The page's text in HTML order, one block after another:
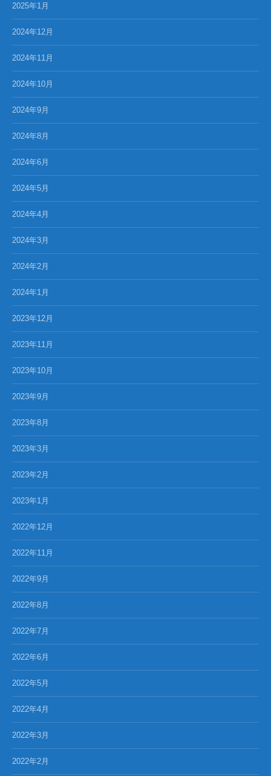
2025年1月
2024年12月
2024年11月
2024年10月
2024年9月
2024年8月
2024年6月
2024年5月
2024年4月
2024年3月
2024年2月
2024年1月
2023年12月
2023年11月
2023年10月
2023年9月
2023年8月
2023年3月
2023年2月
2023年1月
2022年12月
2022年11月
2022年9月
2022年8月
2022年7月
2022年6月
2022年5月
2022年4月
2022年3月
2022年2月